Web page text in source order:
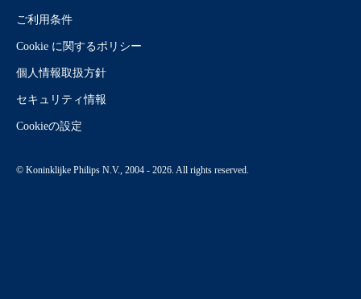
ご利用条件
Cookie に関するポリシー
個人情報取扱方針
セキュリティ情報
Cookieの設定
© Koninklijke Philips N.V., 2004 - 2026. All rights reserved.